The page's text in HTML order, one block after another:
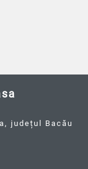
județul Bacău